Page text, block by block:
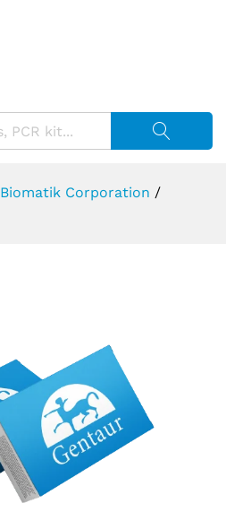
Biomatik Corporation /